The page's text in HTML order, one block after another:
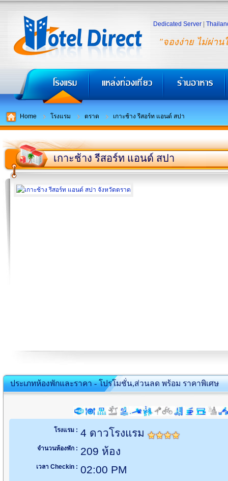
"จองง่าย ไม่ผ่าน
Dedicated Server
Home โรงแรม ตราด เกาะช้าง รีสอร์ท แอนด์ สปา
เกาะช้าง รีสอร์ท แอนด์ สปา
ประเภทห้องพักและราคา - โปรโมชั่น,ส่วนลด พร้อม ราคาพิเศษ
โรงแรม : 4 ดาวโรงแรม
จำนวนห้องพัก : 209 ห้อง
เวลา Checkin : 02:00 PM